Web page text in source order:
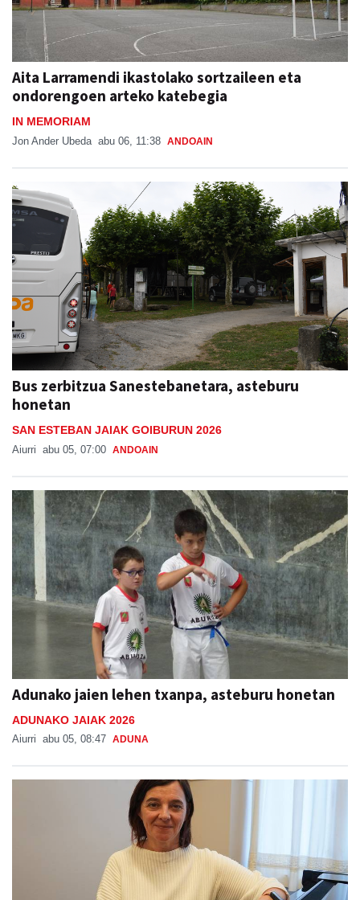
Aita Larramendi ikastolako sortzaileen eta
ondorengoen arteko katebegia
IN MEMORIAM
Jon Ander Ubeda abu 06, 11:38 ANDOAIN
Bus zerbitzua Sanestebanetara, asteburu
honetan
SAN ESTEBAN JAIAK GOIBURUN 2026
Aiurri abu 05, 07:00 ANDOAIN
Adunako jaien lehen txanpa, asteburu honetan
ADUNAKO JAIAK 2026
Aiurri abu 05, 08:47 ADUNA